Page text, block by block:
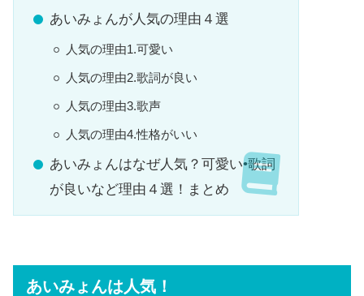
あいみょんが人気の理由４選
人気の理由1.可愛い
人気の理由2.歌詞が良い
人気の理由3.歌声
人気の理由4.性格がいい
あいみょんはなぜ人気？可愛い•歌詞
が良いなど理由４選！まとめ
あいみょんは人気！